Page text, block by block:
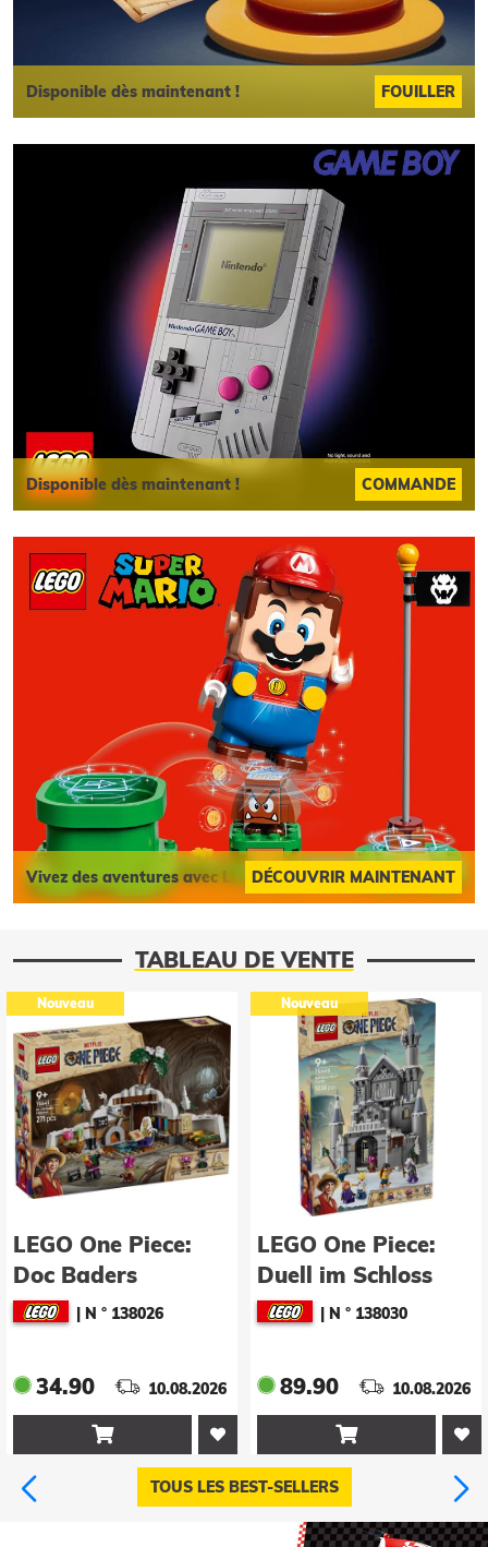
FOUILLER
Disponible dès maintenant !
COMMANDE
Disponible dès maintenant !
DÉCOUVRIR MAINTENANT
Vivez des aventures avec LEGO Super Mario
TABLEAU DE VENTE
Nouveau
LEGO One Piece:
Doc Baders
Versteck (75641)
| N ° 138026
34.90 10.08.2026

Nouveau
LEGO One Piece:
Duell im Schloss
Drumm (75645)
| N ° 138030
89.90 10.08.2026

TOUS LES BEST-SELLERS